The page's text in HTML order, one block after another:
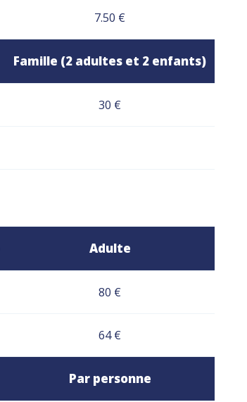
7.50 €
Famille (2 adultes et 2 enfants)
30 €
Adulte
80 €
64 €
Par personne